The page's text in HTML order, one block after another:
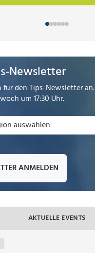
Newsletter
für den Tips-Newsletter an.
um 17:30 Uhr.
ANMELDEN
AKTUELLE EVENTS